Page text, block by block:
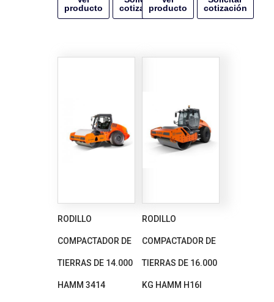
producto
cotizaciónproducto
cotización
RODILLO
COMPACTADOR DE
TIERRAS DE 14.000
HAMM 3414
RODILLO
COMPACTADOR DE
TIERRAS DE 16.000
KG HAMM H16I